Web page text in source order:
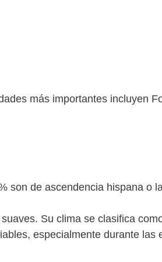
más importantes incluyen
son de ascendencia hispana o
Su clima se clasifica
especialmente durante las